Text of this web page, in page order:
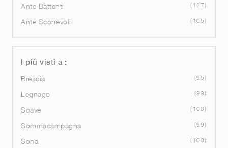
Ante Battenti 127
Ante Scorrevoli 105
I più visti a :
Brescia
95
Legnago 99
Soave 100
Sommacampagna 99
Sona 100